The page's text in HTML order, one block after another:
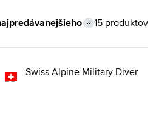
15 produktov